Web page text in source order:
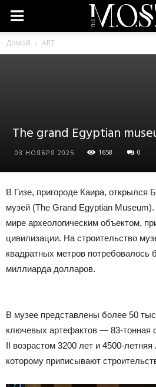
Домой ART
The grand Egyptian
03 НОЯБРЯ 2025 1658 0
В Гизе, пригороде Каира, открылся
музей (The Grand Egyptian
мире археологическим объектом,
цивилизации. На строительство
квадратных метров потребовалось
миллиарда долларов.
В музее представлены более 50
ключевых артефактов — 83-тонная
II возрастом 3200 лет и 4500-
которому приписывают